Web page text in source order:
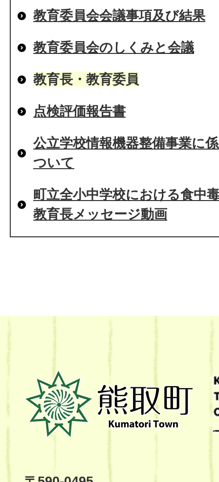
教育委員会会議事項及び結果
教育委員会のしくみと会議
教育長・教育委員
点検評価報告書
公立学校情報機器整備事業に
ついて
町立全小中学校における食中
教育長メッセージ動画
熊
取
町
Kumatori
Site